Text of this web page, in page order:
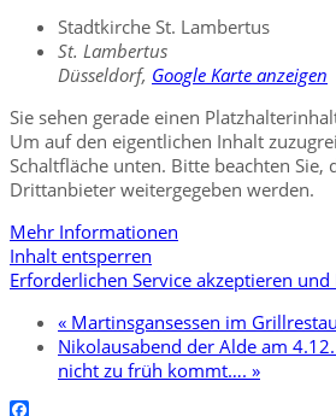
Stadtkirche St. Lambertus
St. Lambertus
Düsseldorf, Google Karte anzeigen
Sie sehen gerade einen
Um auf den eigentlichen Inhalt
Schaltfläche unten. Bitte beachten Sie,
Drittanbieter weitergegeben werden.
Mehr Informationen
Inhalt entsperren
Erforderlichen Service akzeptieren
« Martinsgansessen im
Nikolausabend der Alde am
nicht zu früh kommt…. »